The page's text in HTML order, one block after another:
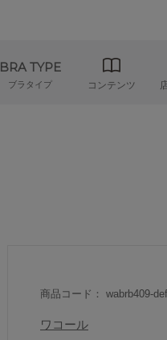
BRA TYPE
ブラタイプ コンテンツ
商品コード： wabrb409-
ワコール